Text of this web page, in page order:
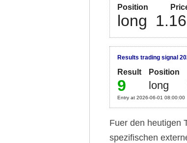
Position
long
Results trading signal
Result Position
9 long
Entry at 2026-06-01 08:00:00
Fuer den heutigen
spezifischen